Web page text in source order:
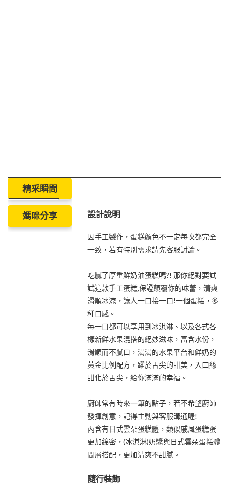
精采瞬間
媽咪分享 設計說明
因手工製作，蛋糕顏色不一定每次都完全
一致，若有特別需求請先客服討論。
吃膩了厚重鮮奶油蛋糕嗎?! 那你絕對要試
試這款手工蛋糕,保證顛覆你的味蕾，清爽
滑順冰涼，讓人一口接一口!一個蛋糕，多
種口感。
每一口都可以享用到冰淇淋、以及各式各
樣新鮮水果混搭的絕妙滋味，富含水份，
滑順而不膩口，滿滿的水果平台和鮮奶的
黃金比例配方，躍於舌尖的甜美，入口絲
甜化於舌尖，給你滿滿的幸福。
廚師常有時來一筆的點子，若不希望廚師
發揮創意，記得主動與客服溝通喔!
內含有日式雲朵蛋糕體，類似戚風蛋糕蛋
更加綿密，(冰淇淋)奶醬與日式雲朵蛋糕體
間層搭配，更加清爽不甜膩。
隨行裝飾